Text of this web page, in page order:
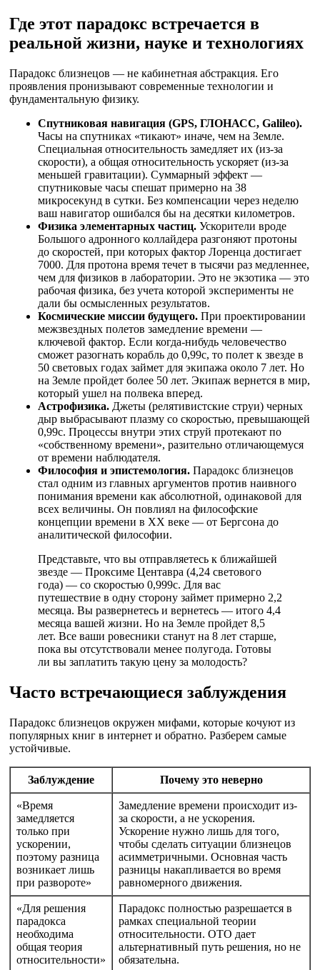
Где этот парадокс встречается в
реальной жизни, науке и технологиях
Парадокс близнецов — не кабинетная абстракция. Его
проявления пронизывают современные технологии и
фундаментальную физику.
Спутниковая навигация (GPS, ГЛОНАСС, Galileo).
Часы на спутниках «тикают» иначе, чем на Земле.
Специальная относительность замедляет их (из-за
скорости), а общая относительность ускоряет (из-за
меньшей гравитации). Суммарный эффект —
спутниковые часы спешат примерно на 38
микросекунд в сутки. Без компенсации через неделю
ваш навигатор ошибался бы на десятки километров.
Физика элементарных частиц. Ускорители вроде
Большого адронного коллайдера разгоняют протоны
до скоростей, при которых фактор Лоренца достигает
7000. Для протона время течет в тысячи раз медленнее,
чем для физиков в лаборатории. Это не экзотика — это
рабочая физика, без учета которой эксперименты не
дали бы осмысленных результатов.
Космические миссии будущего. При проектировании
межзвездных полетов замедление времени —
ключевой фактор. Если когда-нибудь человечество
сможет разогнать корабль до 0,99c, то полет к звезде в
50 световых годах займет для экипажа около 7 лет. Но
на Земле пройдет более 50 лет. Экипаж вернется в мир,
который ушел на полвека вперед.
Астрофизика. Джеты (релятивистские струи) черных
дыр выбрасывают плазму со скоростью, превышающей
0,99c. Процессы внутри этих струй протекают по
«собственному времени», разительно отличающемуся
от времени наблюдателя.
Философия и эпистемология. Парадокс близнецов
стал одним из главных аргументов против наивного
понимания времени как абсолютной, одинаковой для
всех величины. Он повлиял на философские
концепции времени в XX веке — от Бергсона до
аналитической философии.
Представьте, что вы отправляетесь к ближайшей
звезде — Проксиме Центавра (4,24 светового
года) — со скоростью 0,999c. Для вас
путешествие в одну сторону займет примерно 2,2
месяца. Вы развернетесь и вернетесь — итого 4,4
месяца вашей жизни. Но на Земле пройдет 8,5
лет. Все ваши ровесники станут на 8 лет старше,
пока вы отсутствовали менее полугода. Готовы
ли вы заплатить такую цену за молодость?
Часто встречающиеся заблуждения
Парадокс близнецов окружен мифами, которые кочуют из
популярных книг в интернет и обратно. Разберем самые
устойчивые.
Заблуждение Почему это неверно
«Время
замедляется
только при
ускорении,
поэтому разница
возникает лишь
при развороте»
Замедление времени происходит из-
за скорости, а не ускорения.
Ускорение нужно лишь для того,
чтобы сделать ситуации близнецов
асимметричными. Основная часть
разницы накапливается во время
равномерного движения.
«Для решения
парадокса
необходима
общая теория
относительности»
Парадокс полностью разрешается в
рамках специальной теории
относительности. ОТО дает
альтернативный путь решения, но не
обязательна.